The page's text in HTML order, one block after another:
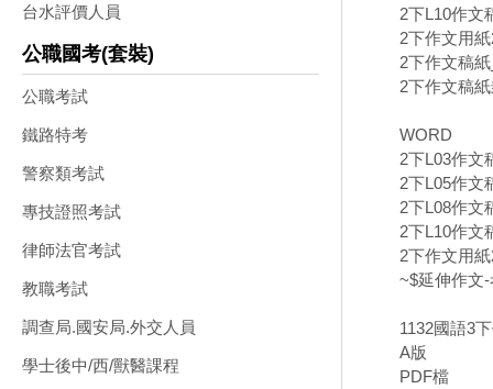
台水評價人員
公職國考(套裝)
公職考試
鐵路特考
警察類考試
專技證照考試
律師法官考試
教職考試
調查局.國安局.外交人員
學士後中/西/獸醫課程
2下L10作文
2下作文用
2下作文稿
2下作文稿
WORD
2下L03作文
2下L05作文
2下L08作文
2下L10作文
2下作文用
~$延伸作文
1132國語3
A版
PDF檔